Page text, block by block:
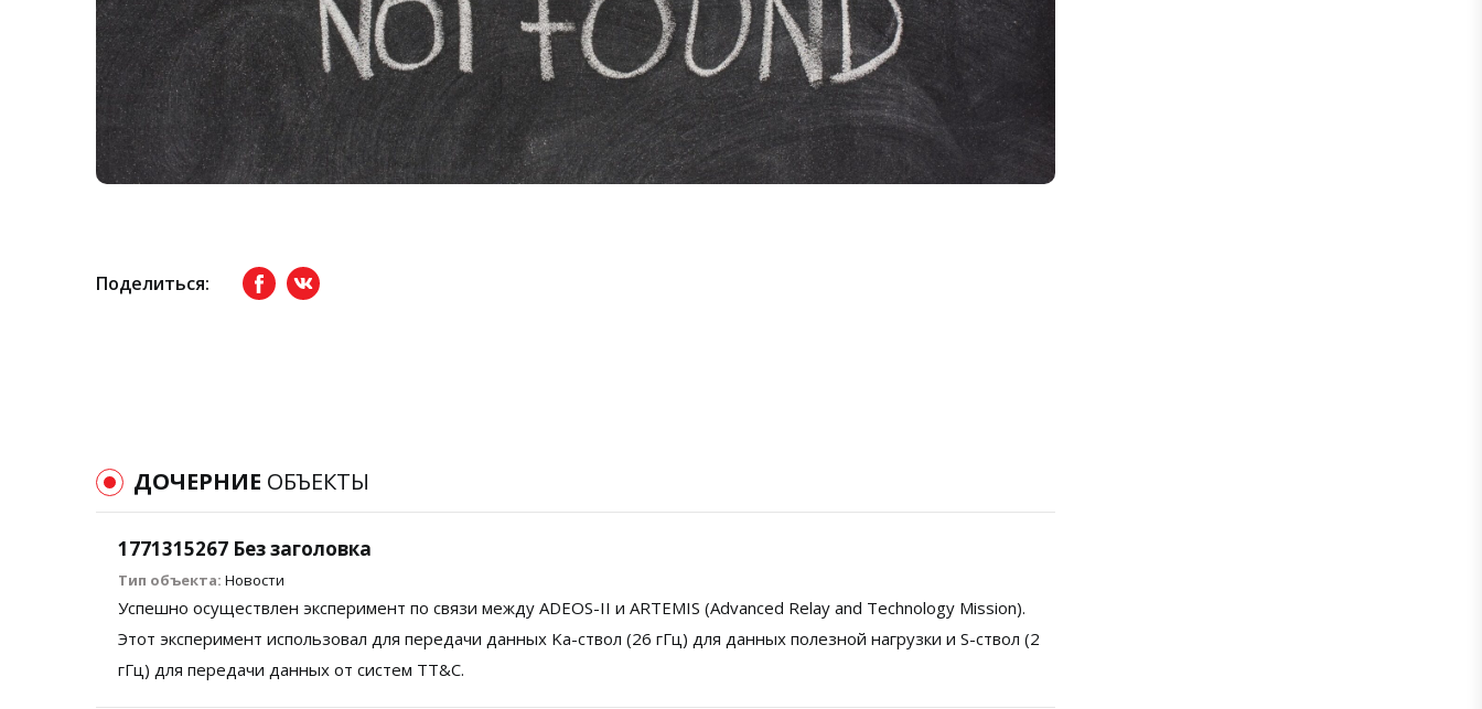
Поделиться: FacebookвКонтакте
ДОЧЕРНИЕ ОБЪЕКТЫ
1771315267 Без заголовка
Тип объекта: Новости
Успешно осуществлен эксперимент по связи между ADEOS-II и ARTEMIS (Advanced Relay and Technology Mission).
Этот эксперимент использовал для передачи данных Ka-ствол (26 гГц) для данных полезной нагрузки и S-ствол (2
гГц) для передачи данных от систем TT&C.